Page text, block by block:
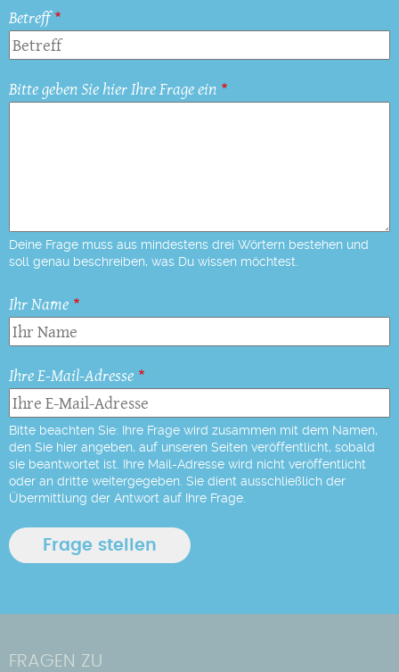
Betreff
Bitte geben Sie hier Ihre Frage ein
Deine Frage muss aus mindestens drei Wörtern bestehen und
soll genau beschreiben, was Du wissen möchtest.
Ihr Name
Ihre E-Mail-Adresse
Bitte beachten Sie: Ihre Frage wird zusammen mit dem Namen,
den Sie hier angeben, auf unseren Seiten veröffentlicht, sobald
sie beantwortet ist. Ihre Mail-Adresse wird nicht veröffentlicht
oder an dritte weitergegeben. Sie dient ausschließlich der
Übermittlung der Antwort auf Ihre Frage.
FRAGEN ZU